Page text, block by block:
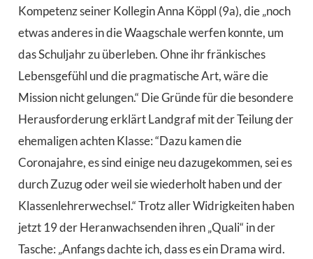
Kompetenz seiner Kollegin Anna Köppl (9a), die „noch
etwas anderes in die Waagschale werfen konnte, um
das Schuljahr zu überleben. Ohne ihr fränkisches
Lebensgefühl und die pragmatische Art, wäre die
Mission nicht gelungen.“ Die Gründe für die besondere
Herausforderung erklärt Landgraf mit der Teilung der
ehemaligen achten Klasse: “Dazu kamen die
Coronajahre, es sind einige neu dazugekommen, sei es
durch Zuzug oder weil sie wiederholt haben und der
Klassenlehrerwechsel.“ Trotz aller Widrigkeiten haben
jetzt 19 der Heranwachsenden ihren „Quali“ in der
Tasche: „Anfangs dachte ich, dass es ein Drama wird.